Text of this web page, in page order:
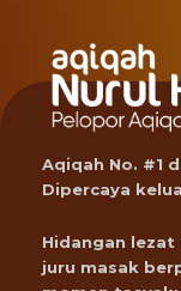
Aqiqah No. #1
Dipercaya
Hidangan
juru masak